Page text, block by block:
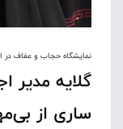
نمایشگاه حجاب و عفاف در
گلایه مدیر
ساری از